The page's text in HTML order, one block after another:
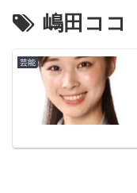
嶋田ココ
芸能